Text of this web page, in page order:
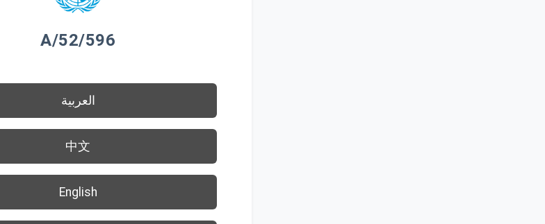
A/52/596
العربية
中文
English